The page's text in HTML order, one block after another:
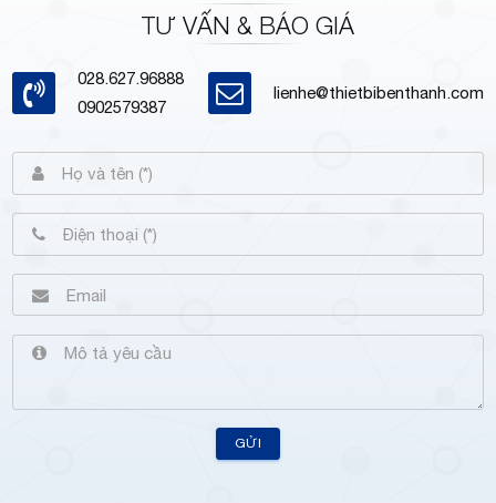
TƯ VẤN & BÁO GIÁ
028.627.96888
0902579387
lienhe@thietbibenthanh.com
GỬI